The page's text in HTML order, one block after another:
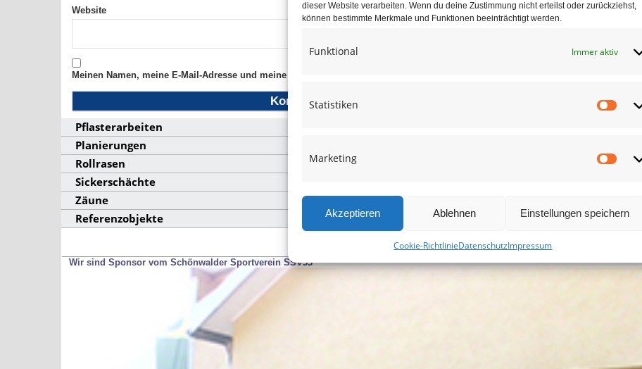
dieser Website verarbeiten. Wenn du deine Zustimmung nicht erteilst oder zurückziehst,
können bestimmte Merkmale und Funktionen beeinträchtigt werden.
Funktional Immer aktiv
Statistiken
Marketing
Akzeptieren Ablehnen Einstellungen speichern
Cookie-RichtlinieDatenschutzImpressum
Website
Meinen Namen, meine E-Mail-Adresse und meine Website in diesem Browser für die nächste Kommentierung speichern.
Pflasterarbeiten
Planierungen
Rollrasen
Sickerschächte
Zäune
Referenzobjekte
Wir sind Sponsor vom Schönwalder Sportverein SSV53